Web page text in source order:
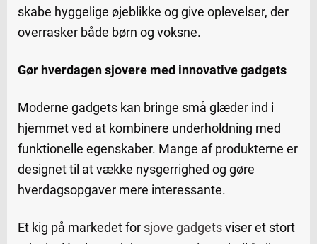
skabe hyggelige øjeblikke og give oplevelser, der
overrasker både børn og voksne.
Gør hverdagen sjovere med innovative gadgets
Moderne gadgets kan bringe små glæder ind i
hjemmet ved at kombinere underholdning med
funktionelle egenskaber. Mange af produkterne er
designet til at vække nysgerrighed og gøre
hverdagsopgaver mere interessante.
Et kig på markedet for sjove gadgetsviser et stort